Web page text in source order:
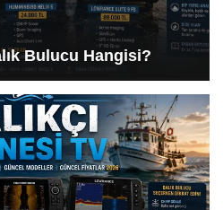
Bulucu Hangisi?